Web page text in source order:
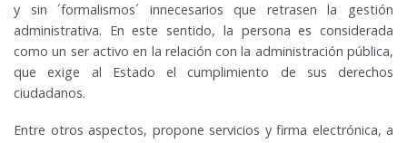
y sin ´formalismos´ innecesarios que retrasen la gestión
administrativa. En este sentido, la persona es considerada
como un ser activo en la relación con la administración pública,
que exige al Estado el cumplimiento de sus derechos
ciudadanos.
Entre otros aspectos, propone servicios y firma electrónica, a